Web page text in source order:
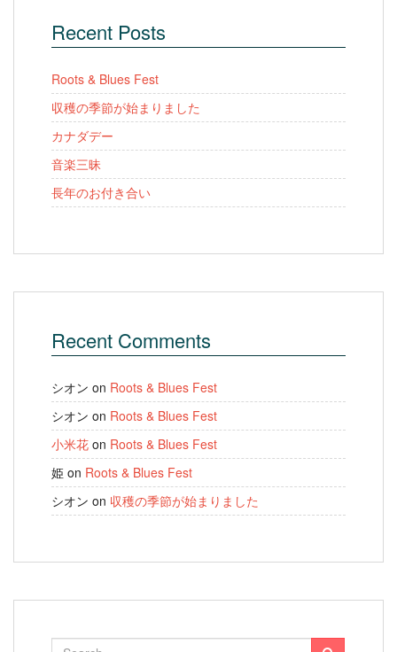
Recent Posts
Roots & Blues Fest
収穫の季節が始まりました
カナダデー
音楽三昧
長年のお付き合い
Recent Comments
シオン on Roots & Blues Fest
シオン on Roots & Blues Fest
小米花 on Roots & Blues Fest
姫 on Roots & Blues Fest
シオン on 収穫の季節が始まりました